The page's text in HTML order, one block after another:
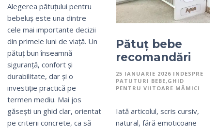
Alegerea pătuțului pentru
bebeluș este una dintre
cele mai importante decizii
din primele luni de viață. Un
pătuț bun înseamnă
siguranță, confort și
durabilitate, dar și o
investiție practică pe
termen mediu. Mai jos
găsești un ghid clar, orientat
pe criterii concrete, ca să
Pătuț bebe
recomandări
25 IANUARIE 2026 IN DESPRE
PATUTURI BEBE GHID
PENTRU VIITOARE MĂMICI
Iată articolul, scris cursiv,
natural, fără emoticoane